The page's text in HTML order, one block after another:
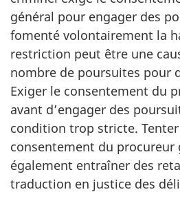
général pour engager des
fomenté volontairement la
restriction peut être une
nombre de poursuites pour
Exiger le consentement du
avant d’engager des
condition trop stricte.
consentement du procureur
également entraîner des
traduction en justice des